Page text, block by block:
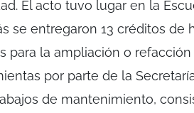
El acto tuvo lugar en la
se entregaron 13 créditos de
para la ampliación o refacción
por parte de la
de mantenimiento,